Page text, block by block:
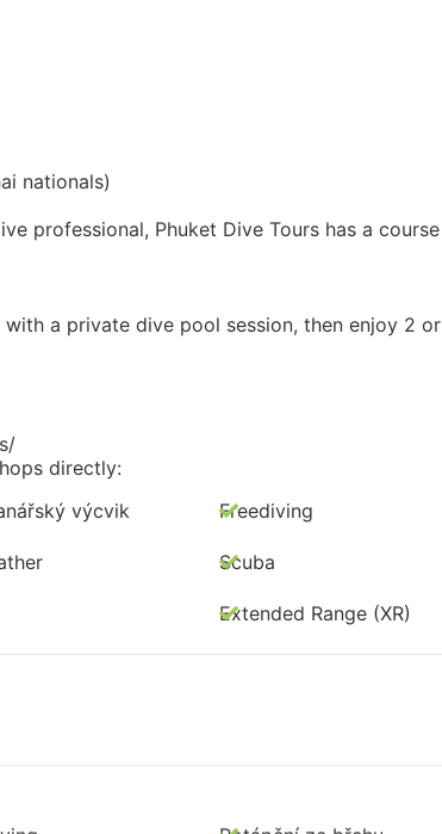
nationals)
professional, Phuket Dive Tours has a course
a private dive pool session, then enjoy 2 or
directly:
výcvik Freediving
Scuba
Extended Range (XR)